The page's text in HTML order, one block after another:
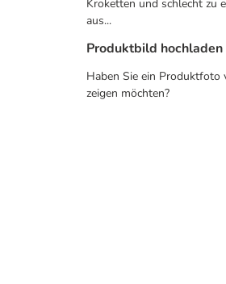
Kroketten und schlecht zu
aus...
Produktbild hochladen
Haben Sie ein Produktfoto
zeigen möchten?